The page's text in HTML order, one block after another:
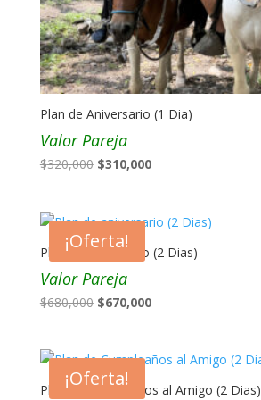
Plan de Aniversario (1 Dia)
Valor Pareja
$320,000 El
era:
$320,000.
$310,000El
es:
$310,000.
¡Oferta!
Plan de aniversario (2 Dias)
Valor Pareja
$680,000 El
era:
$680,000.
$670,000El
es:
$670,000.
¡Oferta!
Plan de Cumpleaños al Amigo (2 Dias)